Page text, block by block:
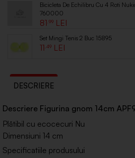
Bicicleta De Echilibru Cu 4 Roti
760000
81 .99
Set Mingi Tenis 2 Buc 15895
11 .49
DESCRIERE
Descriere Figurina gnom 14cm
Plătibil cu ecocecuri Nu
Dimensiuni 14 cm
Specificatiile produsului